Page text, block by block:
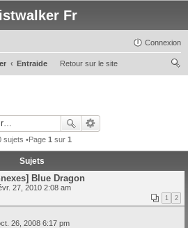
Fr
Connexion
Retour sur le site
Entraide
sujets •Page 1 sur 1
Sujets
Blue Dragon
27, 2010 2:08 am
1 2
26, 2008 6:17 pm